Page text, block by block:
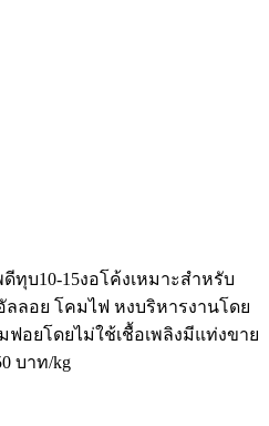
บ10-15งอโค้งเหมาะสำหรับ
ลลอย โคมไฟ หงบริหารงานโดย
อยโดยไม่ใช้เชื้อเพลิงมีแท่งขาย
บาท/kg